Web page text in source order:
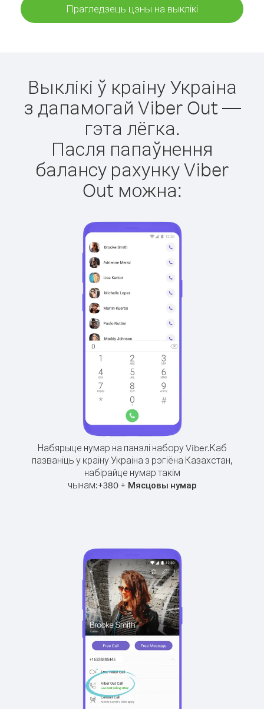
Прагледзець цэны на выклікі
Выклікі ў краіну Украіна
з дапамогай Viber Out —
гэта лёгка.
Пасля папаўнення
балансу рахунку Viber
Out можна:
Набярыце нумар на панэлі набору Viber.Каб
пазваніць у краіну Украіна з рэгіёна Казахстан,
набірайце нумар такім
чынам:+380+ Мясцовы нумар